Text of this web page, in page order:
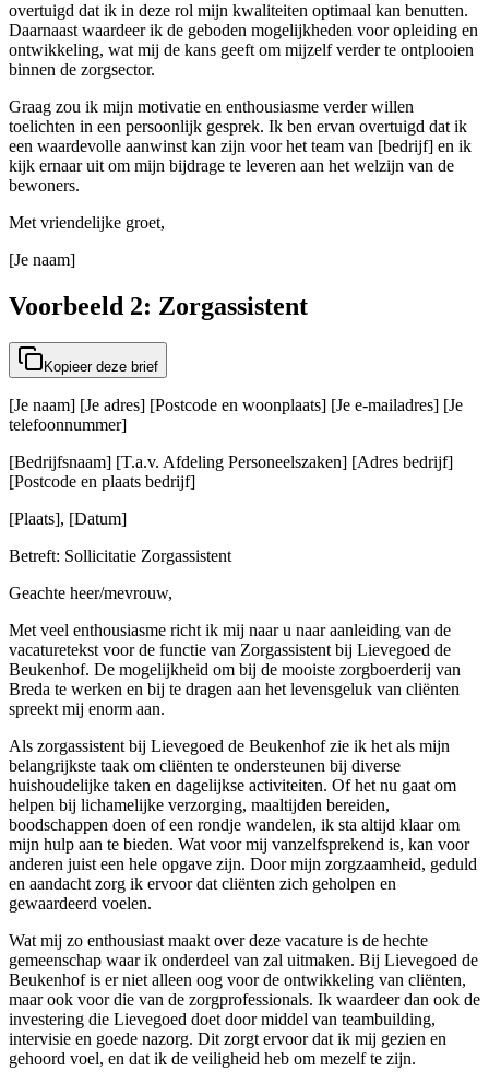
overtuigd dat ik in deze rol mijn kwaliteiten optimaal kan benutten.
Daarnaast waardeer ik de geboden mogelijkheden voor opleiding en
ontwikkeling, wat mij de kans geeft om mijzelf verder te ontplooien
binnen de zorgsector.
Graag zou ik mijn motivatie en enthousiasme verder willen
toelichten in een persoonlijk gesprek. Ik ben ervan overtuigd dat ik
een waardevolle aanwinst kan zijn voor het team van [bedrijf] en ik
kijk ernaar uit om mijn bijdrage te leveren aan het welzijn van de
bewoners.
Met vriendelijke groet,
[Je naam]
Voorbeeld 2: Zorgassistent
Kopieer deze brief
[Je naam] [Je adres] [Postcode en woonplaats] [Je e-mailadres] [Je
telefoonnummer]
[Bedrijfsnaam] [T.a.v. Afdeling Personeelszaken] [Adres bedrijf]
[Postcode en plaats bedrijf]
[Plaats], [Datum]
Betreft: Sollicitatie Zorgassistent
Geachte heer/mevrouw,
Met veel enthousiasme richt ik mij naar u naar aanleiding van de
vacaturetekst voor de functie van Zorgassistent bij Lievegoed de
Beukenhof. De mogelijkheid om bij de mooiste zorgboerderij van
Breda te werken en bij te dragen aan het levensgeluk van cliënten
spreekt mij enorm aan.
Als zorgassistent bij Lievegoed de Beukenhof zie ik het als mijn
belangrijkste taak om cliënten te ondersteunen bij diverse
huishoudelijke taken en dagelijkse activiteiten. Of het nu gaat om
helpen bij lichamelijke verzorging, maaltijden bereiden,
boodschappen doen of een rondje wandelen, ik sta altijd klaar om
mijn hulp aan te bieden. Wat voor mij vanzelfsprekend is, kan voor
anderen juist een hele opgave zijn. Door mijn zorgzaamheid, geduld
en aandacht zorg ik ervoor dat cliënten zich geholpen en
gewaardeerd voelen.
Wat mij zo enthousiast maakt over deze vacature is de hechte
gemeenschap waar ik onderdeel van zal uitmaken. Bij Lievegoed de
Beukenhof is er niet alleen oog voor de ontwikkeling van cliënten,
maar ook voor die van de zorgprofessionals. Ik waardeer dan ook de
investering die Lievegoed doet door middel van teambuilding,
intervisie en goede nazorg. Dit zorgt ervoor dat ik mij gezien en
gehoord voel, en dat ik de veiligheid heb om mezelf te zijn.